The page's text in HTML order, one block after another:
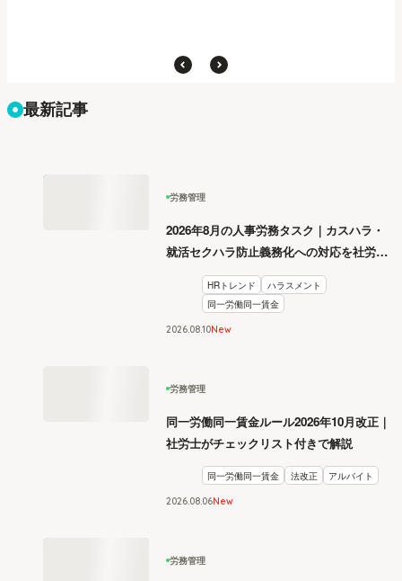
最新記事
労務管理
2026年8月の人事労務タスク｜カスハラ・
就活セクハラ防止義務化への対応を社労士
HRトレンド
ハラスメント
同一労働同一賃金
2026.0810New
労務管理
同一労働同一賃金ルール2026年10月改正｜
社労士がチェックリスト付きで解説
同一労働同一賃金 法改正 アルバイト
2026.08 06New
労務管理